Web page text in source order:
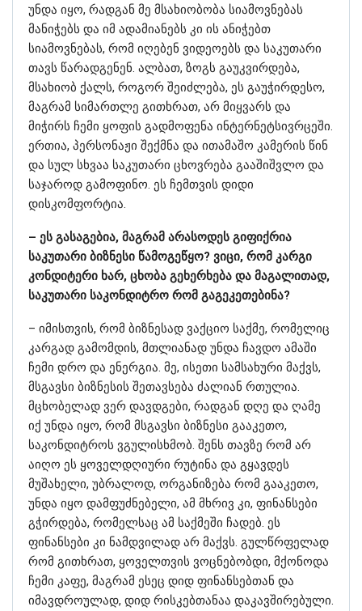
უნდა იყო, რადგან მე მსახიობობა სიამოვნებას
მანიჭებს და იმ ადამიანებს კი ის ანიჭებთ
სიამოვნებას, რომ იღებენ ვიდეოებს და საკუთარი
თავს წარადგენენ. ალბათ, ზოგს გაუკვირდება,
მსახიობ ქალს, როგორ შეიძლება, ეს გაუჭირდესო,
მაგრამ სიმართლე გითხრათ, არ მიყვარს და
მიჭირს ჩემი ყოფის გადმოფენა ინტერნეტსივრცეში.
ერთია, პერსონაჟი შექმნა და ითამაშო კამერის წინ
და სულ სხვაა საკუთარი ცხოვრება გააშიშვლო და
საჯაროდ გამოფინო. ეს ჩემთვის დიდი
დისკომფორტია.
– ეს გასაგებია, მაგრამ არასოდეს გიფიქრია
საკუთარი ბიზნესი წამოგეწყო? ვიცი, რომ კარგი
კონდიტერი ხარ, ცხობა გეხერხება და მაგალითად,
საკუთარი საკონდიტრო რომ გაგეკეთებინა?
– იმისთვის, რომ ბიზნესად ვაქციო საქმე, რომელიც
კარგად გამომდის, მთლიანად უნდა ჩავდო ამაში
ჩემი დრო და ენერგია. მე, ისეთი სამსახური მაქვს,
მსგავსი ბიზნესის შეთავსება ძალიან რთულია.
მცხობელად ვერ დავდგები, რადგან დღე და ღამე
იქ უნდა იყო, რომ მსგავსი ბიზნესი გააკეთო,
საკონდიტროს ვგულისხმობ. შენს თავზე რომ არ
აიღო ეს ყოველდღიური რუტინა და გყავდეს
მუშახელი, უბრალოდ, ორგანიზება რომ გააკეთო,
უნდა იყო დამფუძნებელი, ამ მხრივ კი, ფინანსები
გჭირდება, რომელსაც ამ საქმეში ჩადებ. ეს
ფინანსები კი ნამდვილად არ მაქვს. გულწრფელად
რომ გითხრათ, ყოველთვის ვოცნებობდი, მქონოდა
ჩემი კაფე, მაგრამ ესეც დიდ ფინანსებთან და
იმავდროულად, დიდ რისკებთანაა დაკავშირებული.